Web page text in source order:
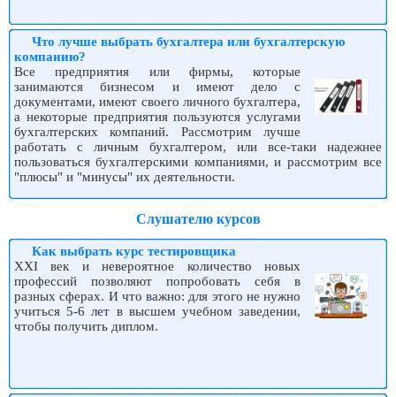
Что лучше выбрать бухгалтера или бухгалтерскую
компанию?
Все предприятия или фирмы, которые
занимаются бизнесом и имеют дело с
документами, имеют своего личного бухгалтера,
а некоторые предприятия пользуются услугами
бухгалтерских компаний. Рассмотрим лучше
работать с личным бухгалтером, или все-таки надежнее
пользоваться бухгалтерскими компаниями, и рассмотрим все
"плюсы" и "минусы" их деятельности.
Слушателю курсов
Как выбрать курс тестировщика
XXI век и невероятное количество новых
профессий позволяют попробовать себя в
разных сферах. И что важно: для этого не нужно
учиться 5-6 лет в высшем учебном заведении,
чтобы получить диплом.